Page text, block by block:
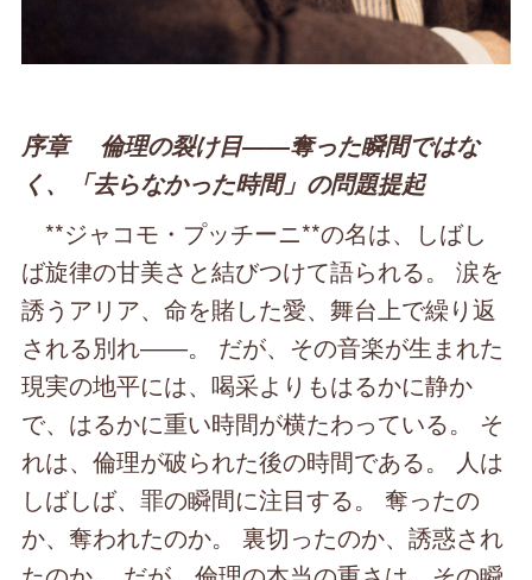
序章 倫理の裂け目――奪った瞬間ではな
く、「去らなかった時間」の問題提起
**ジャコモ・プッチーニ**の名は、しばし
ば旋律の甘美さと結びつけて語られる。 涙を
誘うアリア、命を賭した愛、舞台上で繰り返
される別れ――。 だが、その音楽が生まれた
現実の地平には、喝采よりもはるかに静か
で、はるかに重い時間が横たわっている。 そ
れは、倫理が破られた後の時間である。 人は
しばしば、罪の瞬間に注目する。 奪ったの
か、奪われたのか。 裏切ったのか、誘惑され